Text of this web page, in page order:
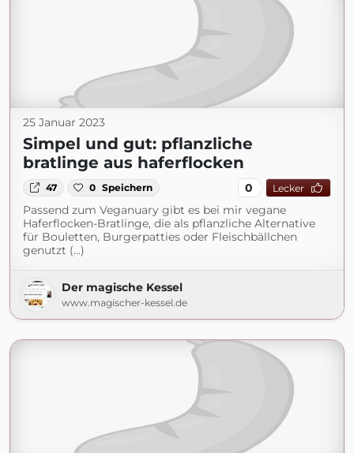
25 Januar 2023
Simpel und gut: pflanzliche
bratlinge aus haferflocken
47 0 Speichern 0 Lecker
Passend zum Veganuary gibt es bei mir vegane
Haferflocken-Bratlinge, die als pflanzliche Alternative
für Bouletten, Burgerpatties oder Fleischbällchen
genutzt (...)
Der magische Kessel
www.magischer-kessel.de